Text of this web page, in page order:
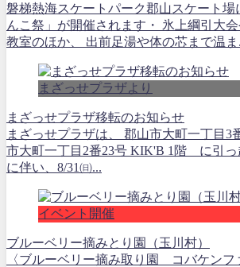
磐梯熱海スケートパーク郡山スケート場
んこ祭」が開催されます・ 氷上綱引大
教室のほか、 出前足湯や体の芯まで温ま
まざっせプラザより
まざっせプラザ移転のお知らせ
まざっせプラザは、 郡山市大町一丁目3
市大町一丁目2番23号 KIK'B 1階 に引っ
に伴い、8/31㈰...
イベント開催
ブルーベリー摘みとり園（玉川村）
〈ブルーベリー摘み取り園 コバケンフ